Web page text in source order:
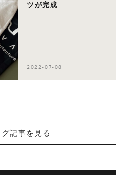
ツが完成
2022-07-08
グ記事を見る